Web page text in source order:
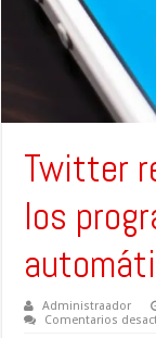
Twitter
los
Administraador
Comentarios